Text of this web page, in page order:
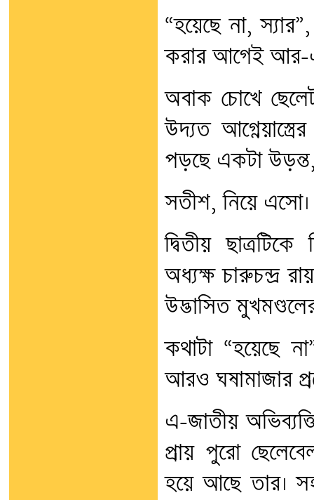
“হয়েছে না,
করার আগেই আর-
অবাক চোখে
উদ্যত
পড়ছে একটা
সতীশ, নিয়ে এসো।
দ্বিতীয়
অধ্যক্ষ চারুচন্দ্র
উদ্ভাসিত
কথাটা “হয়েছে
আরও ঘষামাজার
এ-জাতীয়
প্রায় পুরো
হয়ে আছে তার।